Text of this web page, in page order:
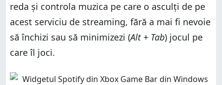
reda și controla muzica pe care o asculți de pe
acest serviciu de streaming, fără a mai fi nevoie
să închizi sau să minimizezi (Alt + Tab) jocul pe
care îl joci.